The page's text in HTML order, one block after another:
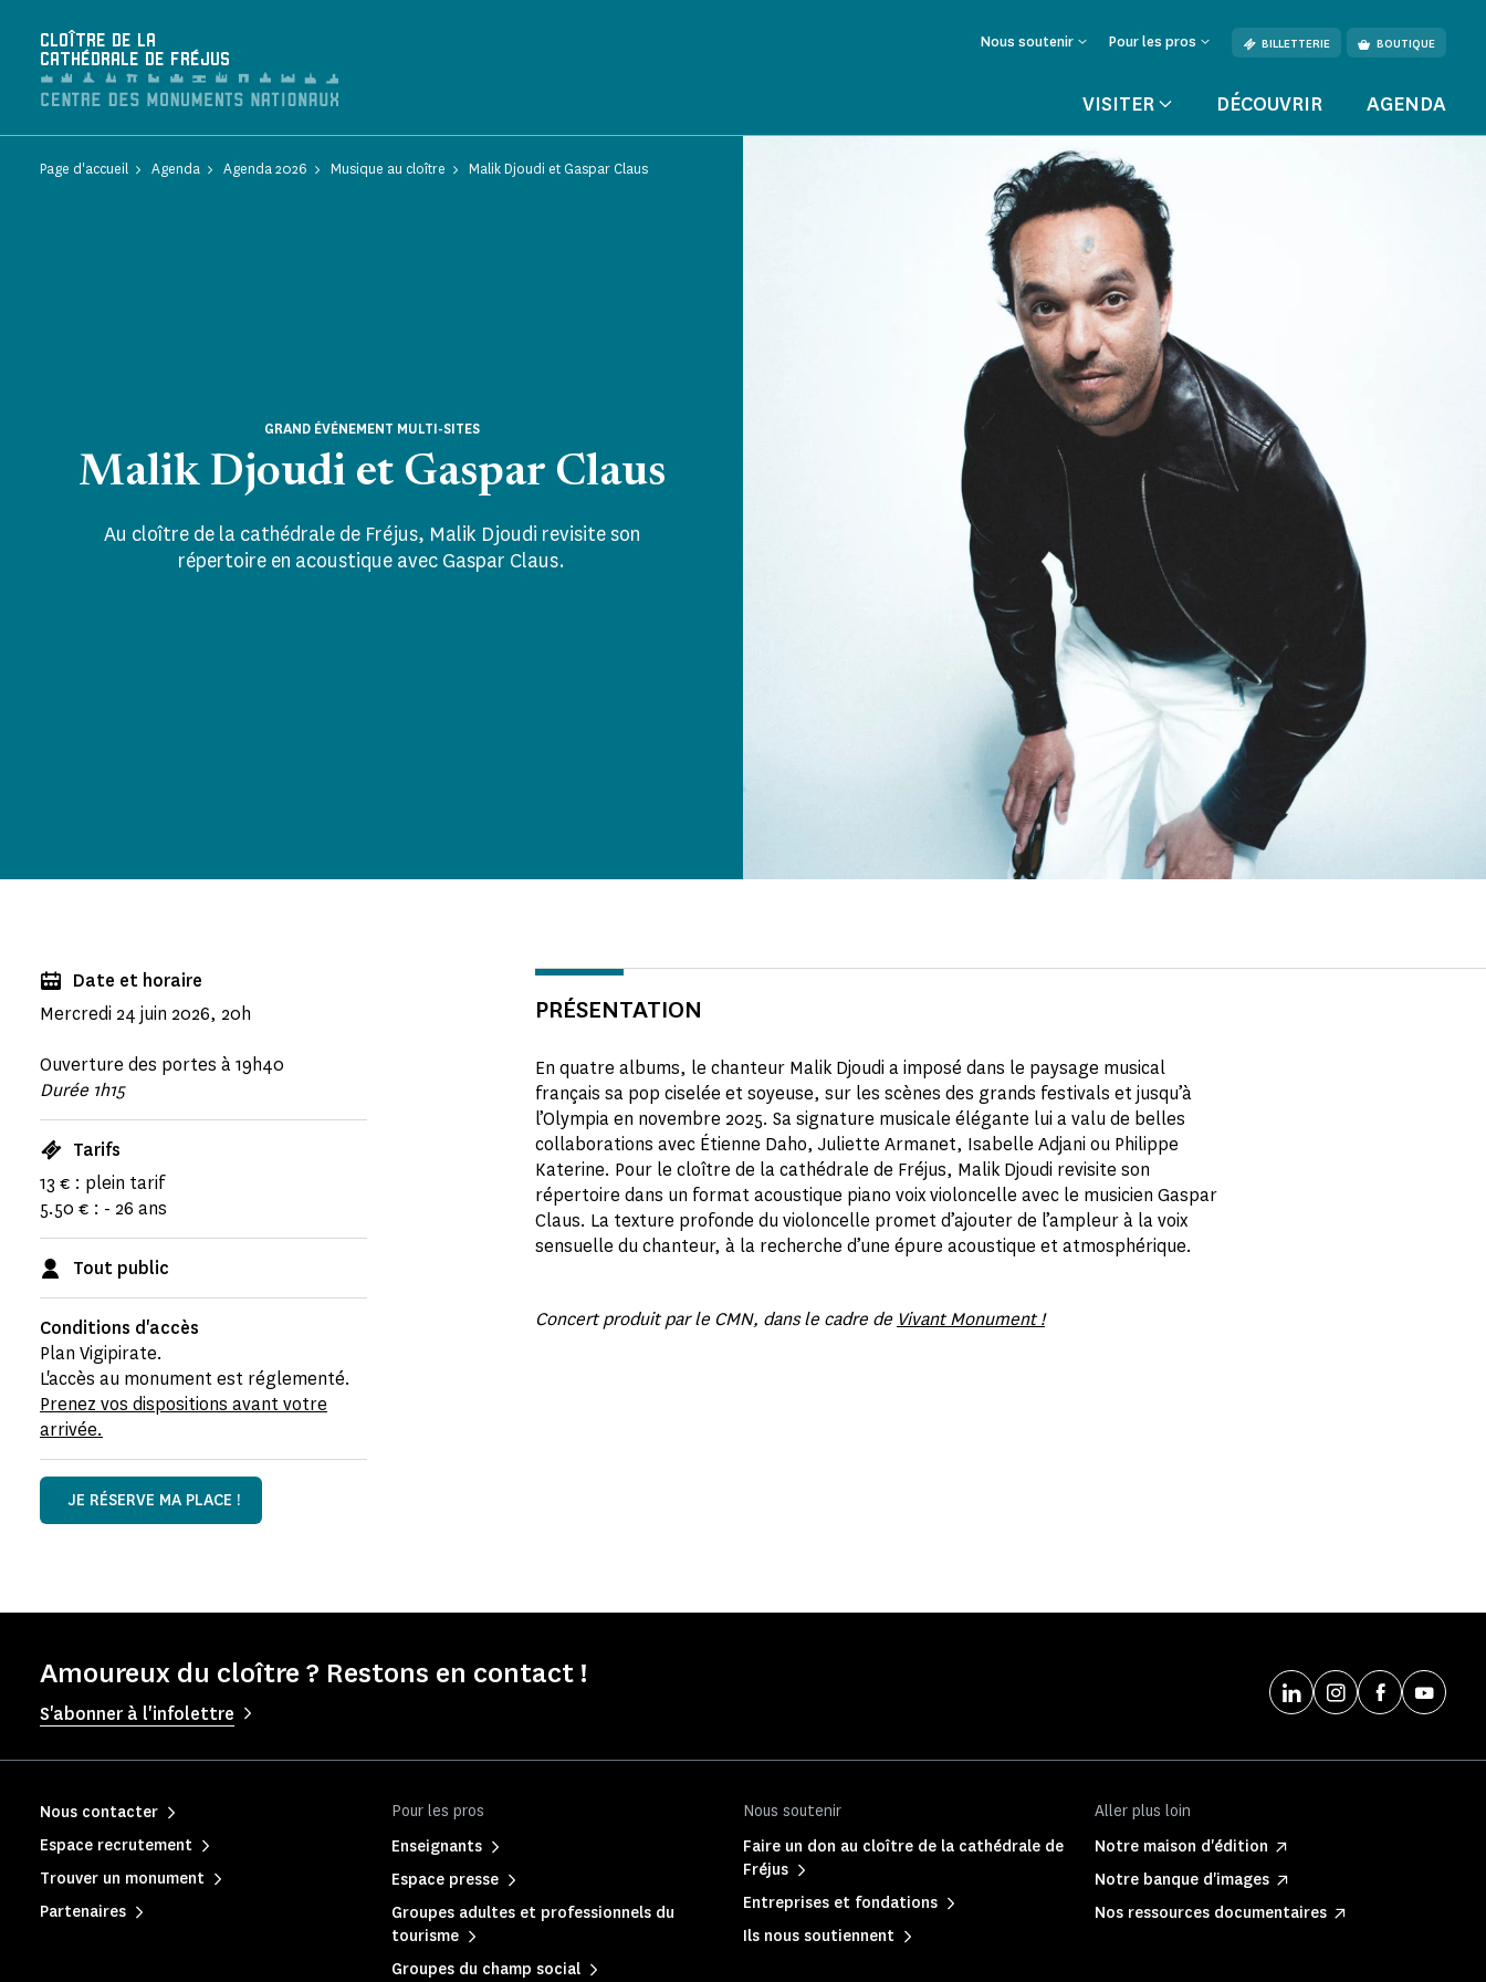
CLOÎTRE DE LA
CATHÉDRALE DE FRÉJUS
Nous soutenir Pour les pros BILLETTERIE BOUTIQUE
VISITER DÉCOUVRIR AGENDA
Page d'accueil Agenda Agenda 2026 Musique au cloître Malik Djoudi et Gaspar Claus
Malik Djoudi et Gaspar Claus
GRAND ÉVÉNEMENT MULTI-SITES
Au cloître de la cathédrale de Fréjus, Malik Djoudi revisite son
répertoire en acoustique avec Gaspar Claus.
Date et horaire
Mercredi 24 juin 2026, 20h
Ouverture des portes à 19h40
Durée 1h15
Tarifs
13 € : plein tarif
5.50 € : - 26 ans
Tout public
Conditions d'accès
Plan Vigipirate.
L'accès au monument est réglementé.
Prenez vos dispositions avant votre
arrivée.
JE RÉSERVE MA PLACE !
PRÉSENTATION
En quatre albums, le chanteur Malik Djoudi a imposé dans le paysage musical
français sa pop ciselée et soyeuse, sur les scènes des grands festivals et jusqu’à
l’Olympia en novembre 2025. Sa signature musicale élégante lui a valu de belles
collaborations avec Étienne Daho, Juliette Armanet, Isabelle Adjani ou Philippe
Katerine. Pour le cloître de la cathédrale de Fréjus, Malik Djoudi revisite son
répertoire dans un format acoustique piano voix violoncelle avec le musicien Gaspar
Claus. La texture profonde du violoncelle promet d’ajouter de l’ampleur à la voix
sensuelle du chanteur, à la recherche d’une épure acoustique et atmosphérique.
Concert produit par le CMN, dans le cadre de Vivant Monument !
Amoureux du cloître ? Restons en contact !
S'abonner à l'infolettre
Pour les pros
Enseignants
Espace presse
Groupes adultes et professionnels du
tourisme
Groupes du champ social
Nous soutenir
Faire un don au cloître de la cathédrale de
Fréjus
Entreprises et fondations
Ils nous soutiennent
Aller plus loin
Notre maison d'édition
Notre banque d'images
Nos ressources documentaires
Nous contacter
Espace recrutement
Trouver un monument
Partenaires